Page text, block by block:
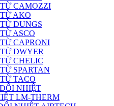
CAMOZZI
AKO
DUNGS
ASCO
CAPRONI
DWYER
CHELIC
SPARTAN
TACO
NHIỆT
LM-THERM